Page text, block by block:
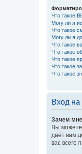
Что такое
Могу ли я
Что такое
Могу ли я
Что такое
Что такое
Что такое
Что такое
Что такое
Вход
Зачем
Вы можете
даёт вам
вас всего